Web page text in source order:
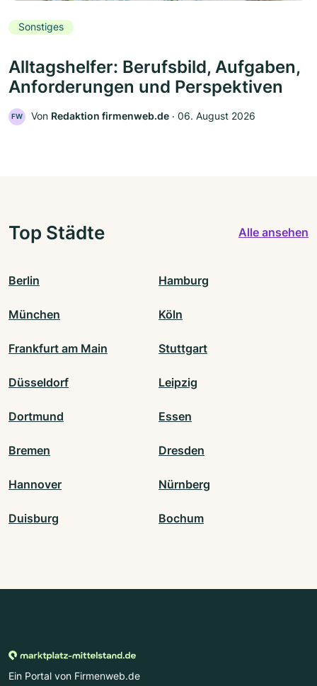
Sonstiges
Alltagshelfer: Berufsbild, Aufgaben,
Anforderungen und Perspektiven
FW Von Redaktion firmenweb.de ‧ 06. August 2026
Top Städte Alle ansehen
Berlin Hamburg
München Köln
Frankfurt am Main Stuttgart
Düsseldorf Leipzig
Dortmund Essen
Bremen Dresden
Hannover Nürnberg
Duisburg Bochum
Ein Portal von Firmenweb.de